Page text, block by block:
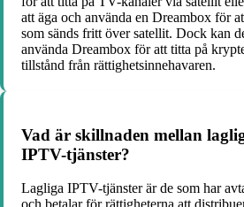
att äga och använda en Dreambox för
som sänds fritt över satellit. Dock kan
använda Dreambox för att titta på
tillstånd från rättighetsinnehavaren.
Vad är skillnaden mellan
IPTV-tjänster?
Lagliga IPTV-tjänster är de som har